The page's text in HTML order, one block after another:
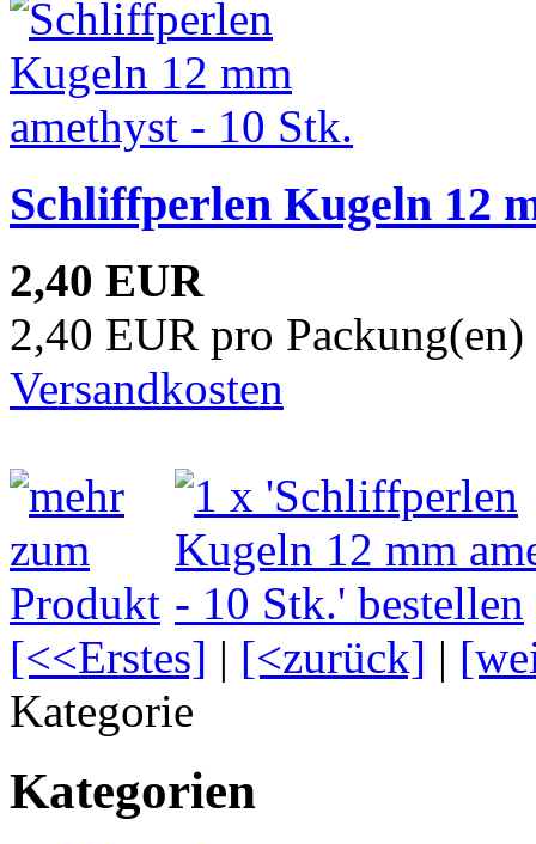
Schliffperlen Kugeln 12
2,40 EUR
2,40 EUR pro
Versandkosten
[<<Erstes] | [<zurück] |
Kategorie
Kategorien